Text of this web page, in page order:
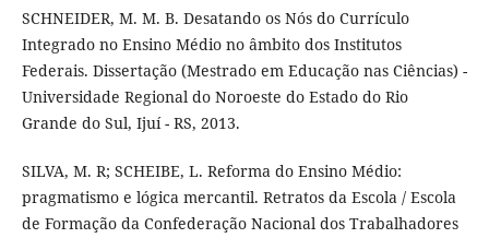
SCHNEIDER, M. M. B. Desatando os Nós do Currículo
Integrado no Ensino Médio no âmbito dos Institutos
Federais. Dissertação (Mestrado em Educação nas Ciências) -
Universidade Regional do Noroeste do Estado do Rio
Grande do Sul, Ijuí - RS, 2013.
SILVA, M. R; SCHEIBE, L. Reforma do Ensino Médio:
pragmatismo e lógica mercantil. Retratos da Escola / Escola
de Formação da Confederação Nacional dos Trabalhadores